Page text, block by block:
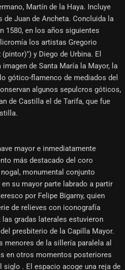
Martín de la Haya. Incluye
Juan de Ancheta. Concluida la
1580, en los años siguientes
los artistas Gregorio
y Diego de Urbina. El
de Santa María la Mayor, la
gótico-flamenco de mediados del
algunos sepulcros góticos,
de Castilla el de Tarifa, que fue
mayor e inmediatamente
más destacado del coro
monumental conjunto
en su mayor parte labrado a partir
por Felipe Bigarny, quien
de relieves con iconografía
gradas laterales estuvieron
presbiterio de la Capilla Mayor.
menores de la sillería paralela al
en otros momentos posteriores
. El espacio acoge una reja de